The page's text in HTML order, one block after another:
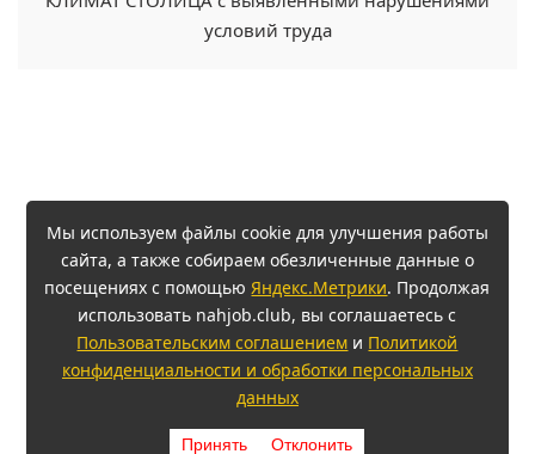
условий труда
Мы используем файлы cookie для улучшения работы
сайта, а также собираем обезличенные данные о
посещениях с помощьюЯндекс.Метрики. Продолжая
использовать nahjob.club, вы соглашаетесь с
Пользовательским соглашением и Политикой
конфиденциальности и обработки персональных
данных
Принять Отклонить